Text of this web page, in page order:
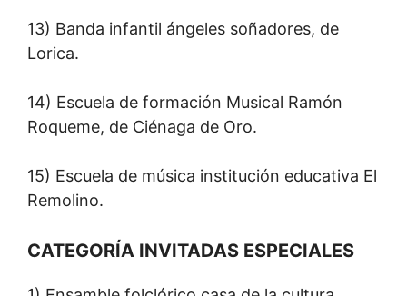
13) Banda infantil ángeles soñadores, de
Lorica.
14) Escuela de formación Musical Ramón
Roqueme, de Ciénaga de Oro.
15) Escuela de música institución educativa El
Remolino.
CATEGORÍA INVITADAS ESPECIALES